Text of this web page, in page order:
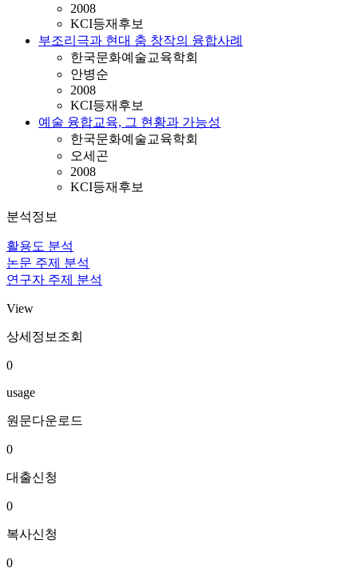
2008
KCI등재후보
부조리극과 현대 춤 창작의 융합사례
한국문화예술교육학회
안병순
2008
KCI등재후보
예술 융합교육, 그 현황과 가능성
한국문화예술교육학회
오세곤
2008
KCI등재후보
분석정보
활용도 분석
논문 주제 분석
연구자 주제 분석
View
상세정보조회
0
usage
원문다운로드
0
대출신청
0
복사신청
0